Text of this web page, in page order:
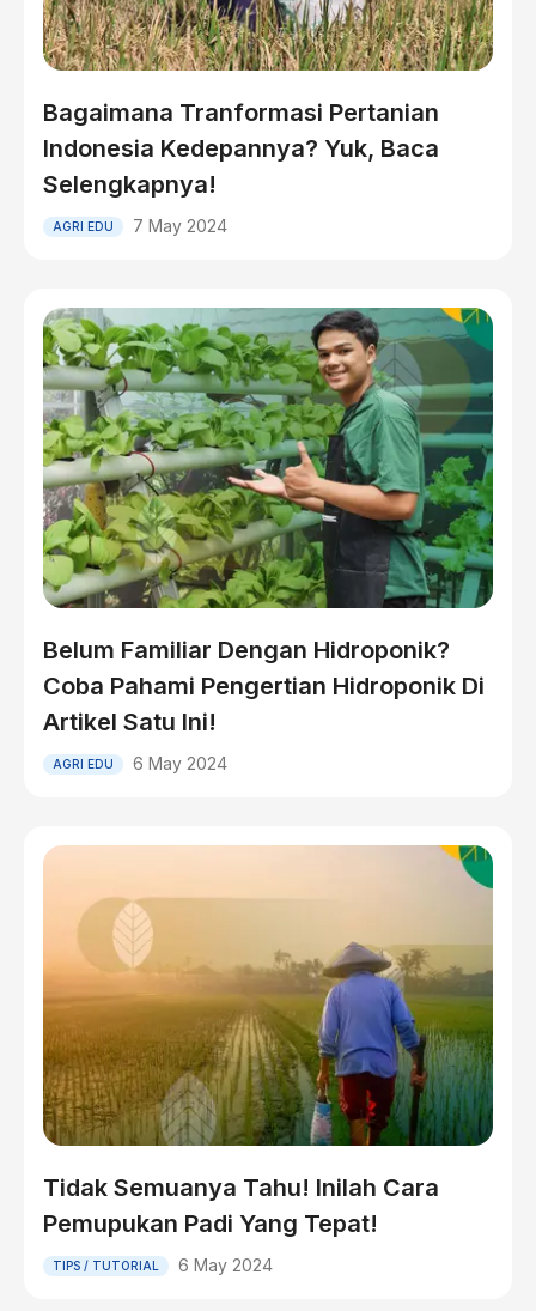
Bagaimana Tranformasi Pertanian
Indonesia Kedepannya? Yuk, Baca
Selengkapnya!
AGRI EDU 7 May 2024
Belum Familiar Dengan Hidroponik?
Coba Pahami Pengertian Hidroponik Di
Artikel Satu Ini!
AGRI EDU 6 May 2024
Tidak Semuanya Tahu! Inilah Cara
Pemupukan Padi Yang Tepat!
TIPS / TUTORIAL 6 May 2024